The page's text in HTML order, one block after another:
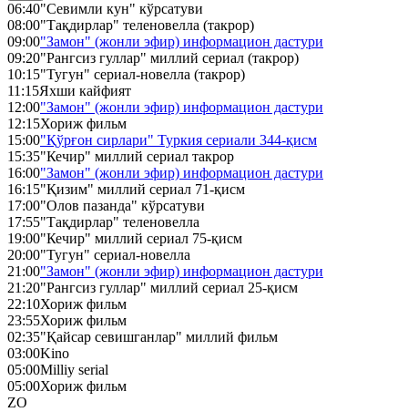
06:40"Севимли кун" кўрсатуви
08:00"Тақдирлар" теленовелла (такрор)
09:00"Замон" (жонли эфир) информацион дастури
09:20"Рангсиз гуллар" миллий сериал (такрор)
10:15"Тугун" сериал-новелла (такрор)
11:15Яхши кайфият
12:00"Замон" (жонли эфир) информацион дастури
12:15Хориж фильм
15:00"Қўрғон сирлари" Туркия сериали 344-қисм
15:35"Кечир" миллий сериал такрор
16:00"Замон" (жонли эфир) информацион дастури
16:15"Қизим" миллий сериал 71-қисм
17:00"Олов пазанда" кўрсатуви
17:55"Тақдирлар" теленовелла
19:00"Кечир" миллий сериал 75-қисм
20:00"Тугун" сериал-новелла
21:00"Замон" (жонли эфир) информацион дастури
21:20"Рангсиз гуллар" миллий сериал 25-қисм
22:10Хориж фильм
23:55Хориж фильм
02:35"Қайсар севишганлар" миллий фильм
03:00Kino
05:00Milliy serial
05:00Хориж фильм
ZO